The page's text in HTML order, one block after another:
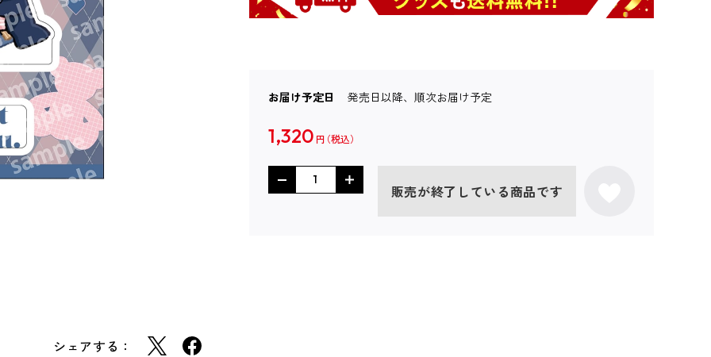
シェアする：
お届け予定日 発売日以降、順次お届け予定
1,320 円
販売が終了している商品です